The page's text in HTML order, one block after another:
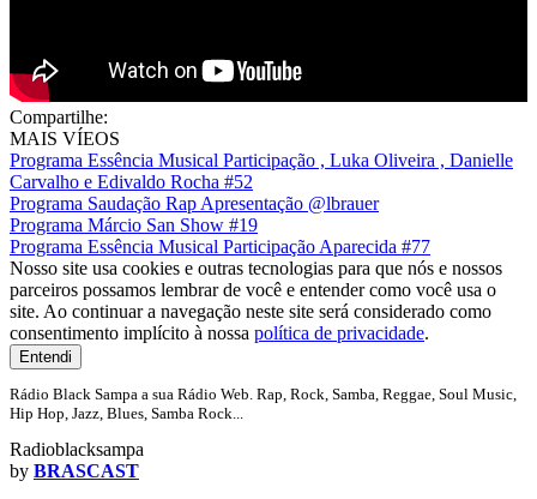
Compartilhe:
MAIS VÍEOS
Programa Essência Musical Participação , Luka Oliveira , Danielle
Carvalho e Edivaldo Rocha #52
Programa Saudação Rap Apresentação @lbrauer
Programa Márcio San Show #19
Programa Essência Musical Participação Aparecida #77
Nosso site usa cookies e outras tecnologias para que nós e nossos
parceiros possamos lembrar de você e entender como você usa o
site. Ao continuar a navegação neste site será considerado como
consentimento implícito à nossa política de privacidade.
Entendi
Rádio Black Sampa a sua Rádio Web. Rap, Rock, Samba, Reggae, Soul Music,
Hip Hop, Jazz, Blues, Samba Rock...
Radioblacksampa
by BRASCAST